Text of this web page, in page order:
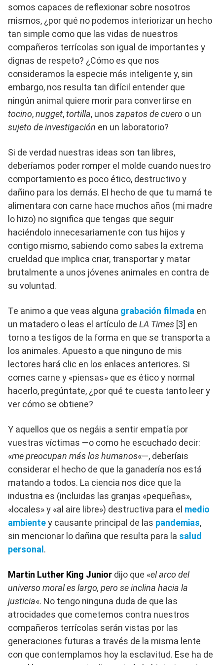
somos capaces de reflexionar sobre nosotros
mismos, ¿por qué no podemos interiorizar un hecho
tan simple como que las vidas de nuestros
compañeros terrícolas son igual de importantes y
dignas de respeto? ¿Cómo es que nos
consideramos la especie más inteligente y, sin
embargo, nos resulta tan difícil entender que
ningún animal quiere morir para convertirse en
tocino,nugget,tortilla, unos zapatos de cuero o un
sujeto de investigación en un laboratorio?
Si de verdad nuestras ideas son tan libres,
deberíamos poder romper el molde cuando nuestro
comportamiento es poco ético, destructivo y
dañino para los demás. El hecho de que tu mamá te
alimentara con carne hace muchos años (mi madre
lo hizo) no significa que tengas que seguir
haciéndolo innecesariamente con tus hijos y
contigo mismo, sabiendo como sabes la extrema
crueldad que implica criar, transportar y matar
brutalmente a unos jóvenes animales en contra de
su voluntad.
Te animo a que veas alguna grabación filmada en
un matadero o leas el artículo de LA Times [3] en
torno a testigos de la forma en que se transporta a
los animales. Apuesto a que ninguno de mis
lectores hará clic en los enlaces anteriores. Si
comes carne y «piensas» que es ético y normal
hacerlo, pregúntate, ¿por qué te cuesta tanto leer y
ver cómo se obtiene?
Y aquellos que os negáis a sentir empatía por
vuestras víctimas —o como he escuchado decir:
«me preocupan más los humanos«—, deberíais
considerar el hecho de que la ganadería nos está
matando a todos. La ciencia nos dice que la
industria es (incluidas las granjas «pequeñas»,
«locales» y «al aire libre») destructiva para el medio
ambientey causante principal de las pandemias,
sin mencionar lo dañina que resulta para la salud
personal .
Martin Luther King Junior dijo que «el arco del
universo moral es largo, pero se inclina hacia la
justicia«. No tengo ninguna duda de que las
atrocidades que cometemos contra nuestros
compañeros terrícolas serán vistas por las
generaciones futuras a través de la misma lente
con que contemplamos hoy la esclavitud. Ese ha de